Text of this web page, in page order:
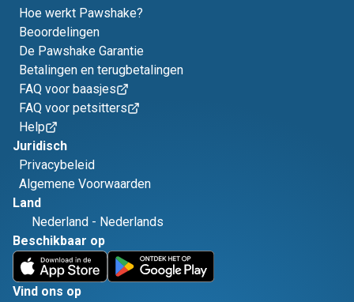
Hoe werkt Pawshake?
Beoordelingen
De Pawshake Garantie
Betalingen en terugbetalingen
FAQ voor baasjes
FAQ voor petsitters
Help
Juridisch
Privacybeleid
Algemene Voorwaarden
Land
Nederland - Nederlands
Beschikbaar op
Vind ons op